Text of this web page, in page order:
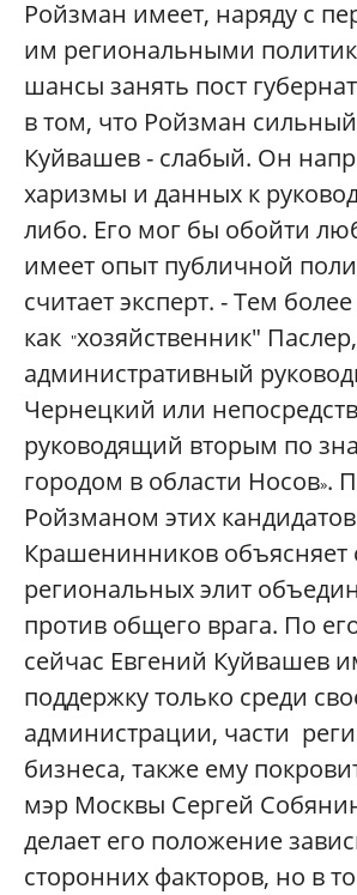
Ройзман имеет, наряду с
им региональными
шансы занять пост
в том, что Ройзман
Куйвашев - слабый. Он
харизмы и данных к
либо. Его мог бы обойти
имеет опыт публичной
считает эксперт. - Тем
как "хозяйственник"
административный
Чернецкий или
руководящий вторым по
городом в области Носов».
Ройзманом этих кандидатов
Крашенинников объясняет
региональных элит
против общего врага. По
сейчас Евгений Куйвашев
поддержку только среди
администрации, части
бизнеса, также ему
мэр Москвы Сергей
делает его положение
сторонних факторов, но в